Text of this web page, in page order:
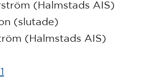
(Halmstads AIS)
(slutade)
(Halmstads AIS)